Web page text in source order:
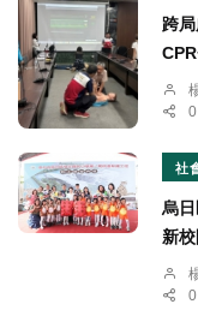
跨
社
烏
新